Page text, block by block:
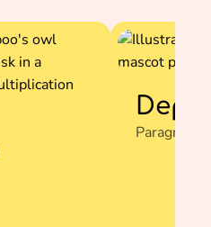
Paragraph